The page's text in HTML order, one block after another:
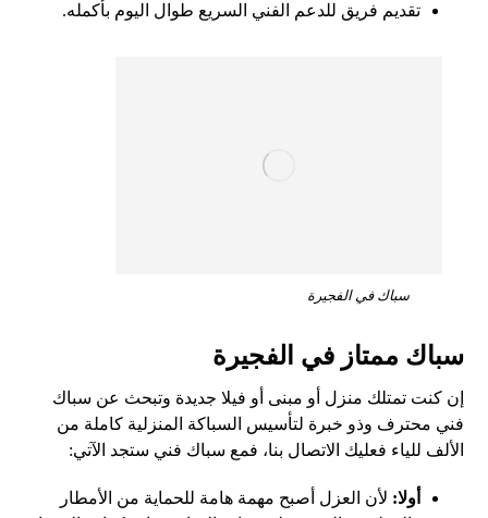
تقديم فريق للدعم الفني السريع طوال اليوم بأكمله.
سباك في الفجيرة
سباك ممتاز في الفجيرة
إن كنت تمتلك منزل أو مبنى أو فيلا جديدة وتبحث عن سباك
فني محترف وذو خبرة لتأسيس السباكة المنزلية كاملة من
الألف للياء فعليك الاتصال بنا، فمع سباك فني ستجد الآتي:
أولا: لأن العزل أصبح مهمة هامة للحماية من الأمطار